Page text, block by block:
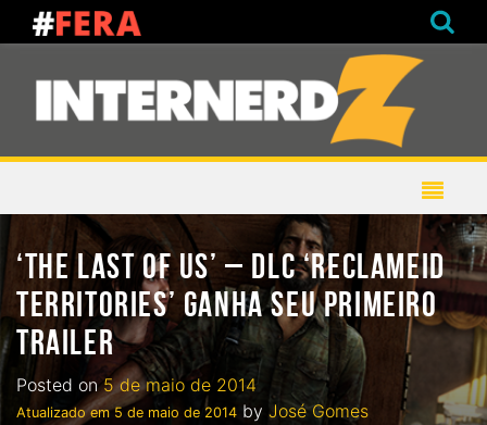
‘THE LAST OF US’ – DLC ‘RECLAMEID
TERRITORIES’ GANHA SEU PRIMEIRO
TRAILER
Posted on5 de maio de 2014
Atualizado em5 de maio de 2014 by José Gomes